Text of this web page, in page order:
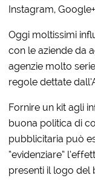
Instagram,
Oggi moltissimi
con le aziende da
agenzie molto
regole dettate
Fornire un kit agli
buona politica di
pubblicitaria può
“evidenziare”
presenti il logo del